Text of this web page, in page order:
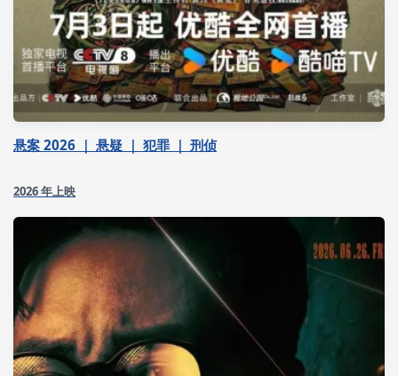
悬案 2026 ｜ 悬疑 ｜ 犯罪 ｜ 刑侦
2026 年上映